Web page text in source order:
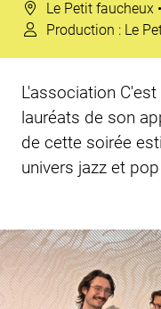
Le Petit faucheux
Production : Le
L'association
lauréats de son
de cette soirée
univers jazz et